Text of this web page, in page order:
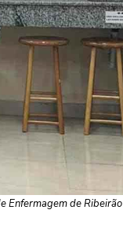
Enfermagem de Ribeirão